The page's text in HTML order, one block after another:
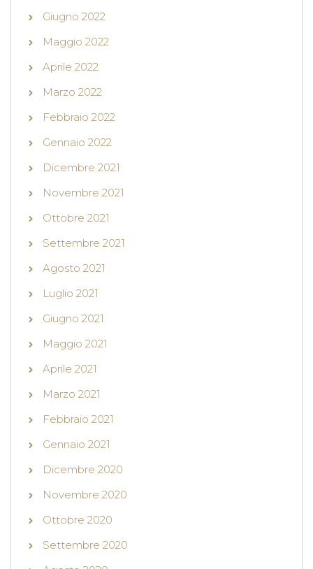
Giugno 2022
Maggio 2022
Aprile 2022
Marzo 2022
Febbraio 2022
Gennaio 2022
Dicembre 2021
Novembre 2021
Ottobre 2021
Settembre 2021
Agosto 2021
Luglio 2021
Giugno 2021
Maggio 2021
Aprile 2021
Marzo 2021
Febbraio 2021
Gennaio 2021
Dicembre 2020
Novembre 2020
Ottobre 2020
Settembre 2020